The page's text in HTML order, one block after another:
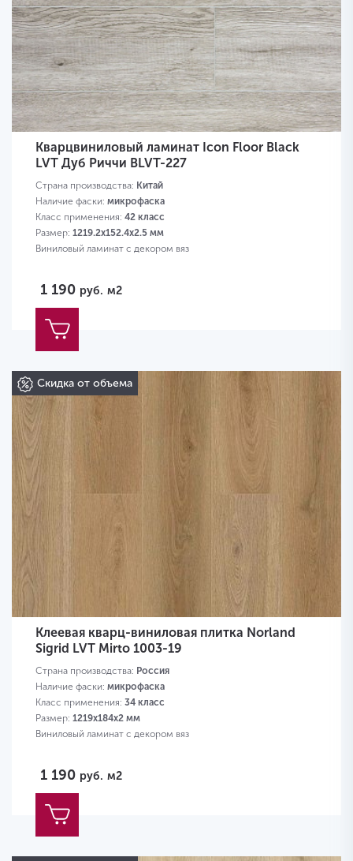
Кварцвиниловый ламинат Icon Floor Black
LVT Дуб Риччи BLVT-227
Страна производства: Китай
Наличие фаски: микрофаска
Класс применения: 42 класс
Размер: 1219.2х152.4х2.5 мм
Виниловый ламинат с декором вяз
1 190 руб. м2
Скидка от объема
Клеевая кварц-виниловая плитка Norland
Sigrid LVT Mirto 1003-19
Страна производства: Россия
Наличие фаски: микрофаска
Класс применения: 34 класс
Размер: 1219х184х2 мм
Виниловый ламинат с декором вяз
1 190 руб. м2